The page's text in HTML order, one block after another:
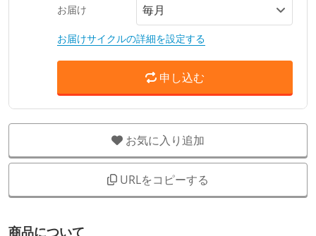
お届け
お届けサイクルの詳細を設定する
申し込む
お気に入り追加
URLをコピーする
商品について